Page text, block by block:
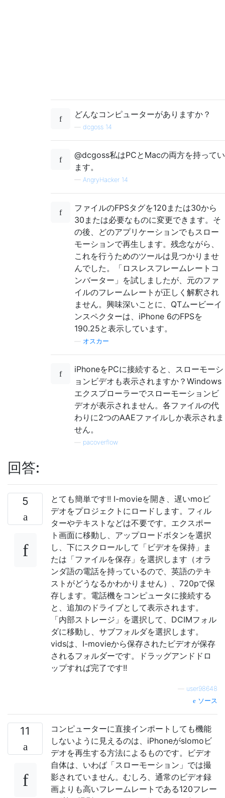
どんなコンピューターがありますか？
dcgoss 14
@dcgoss私はPCとMacの両方を持ってい
ます。
— AngryHacker 14
ファイルのFPSタグを120または30から
30または必要なものに変更できます。そ
の後、どのアプリケーションでもスロー
モーションで再生します。残念ながら、
これを行うためのツールは見つかりませ
んでした。「ロスレスフレームレートコ
ンバーター」を試しましたが、元のファ
イルのフレームレートが正しく解釈され
ません。興味深いことに、QTムービーイ
ンスペクターは、iPhone 6のFPSを
190.25と表示しています。
オスカー
iPhoneをPCに接続すると、スローモーシ
ョンビデオも表示されますか？Windows
エクスプローラーでスローモーションビ
デオが表示されません。各ファイルの代
わりに2つのAAEファイルしか表示されま
せん。
pacoverflow
回答:
5
とても簡単です!! I-movieを開き、遅いmoビ
デオをプロジェクトにロードします。フィル
ターやテキストなどは不要です。エクスポー
ト画面に移動し、アップロードボタンを選択
し、下にスクロールして「ビデオを保持」ま
たは「ファイルを保存」を選択します（オラ
ンダ語の電話を持っているので、英語のテキ
ストがどうなるかわかりません）、720pで保
存します。電話機をコンピュータに接続する
と、追加のドライブとして表示されます。
「内部ストレージ」を選択して、DCIMフォル
ダに移動し、サブフォルダを選択します。
vidsは、I-movieから保存されたビデオが保存
されるフォルダーです。ドラッグアンドドロ
ップすれば完了です!!
user98648
ソース
11
コンピューターに直接インポートしても機能
しないように見えるのは、iPhoneがslomoビ
デオを再生する方法によるものです。ビデオ
自体は、いわば「スローモーション」では撮
影されていません。むしろ、通常のビデオ録
画よりも高いフレームレートである120フレー